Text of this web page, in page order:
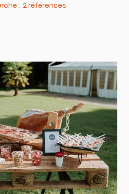
: 2 références